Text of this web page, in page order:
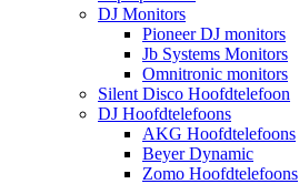
DJ Monitors
Pioneer DJ monitors
Jb Systems Monitors
Omnitronic monitors
Silent Disco Hoofdtelefoon
DJ Hoofdtelefoons
AKG Hoofdtelefoons
Beyer Dynamic
Zomo Hoofdtelefoons